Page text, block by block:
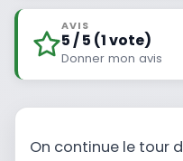
AVIS
5 / 5 (1 vote)
Donner mon avis
On continue le tour